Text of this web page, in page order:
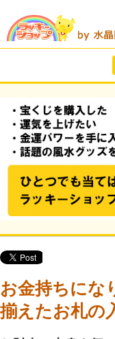
お金持ちにな
揃えたお札の